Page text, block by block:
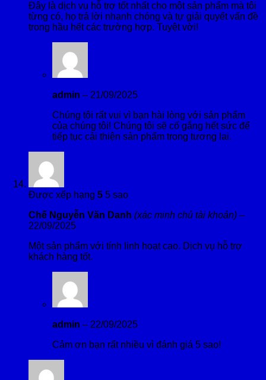
Đây là dịch vụ hỗ trợ tốt nhất cho một sản phẩm mà tôi
từng có, họ trả lời nhanh chóng và tự giải quyết vấn đề
trong hầu hết các trường hợp. Tuyệt vời!
admin – 21/09/2025
Chúng tôi rất vui vì bạn hài lòng với sản phẩm
của chúng tôi! Chúng tôi sẽ cố gắng hết sức để
tiếp tục cải thiện sản phẩm trong tương lai.
Được xếp hạng 5 5 sao
Chế Nguyễn Văn Danh (xác minh chủ tài khoản) –
22/09/2025
Một sản phẩm với tính linh hoạt cao. Dịch vụ hỗ trợ
khách hàng tốt.
admin – 22/09/2025
Cảm ơn bạn rất nhiều vì đánh giá 5 sao!